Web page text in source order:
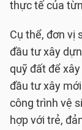
thực tế của
Cụ thể, đơn vị
đầu tư xây
quỹ đất để
đầu tư xây
công trình vệ
hợp với trẻ,